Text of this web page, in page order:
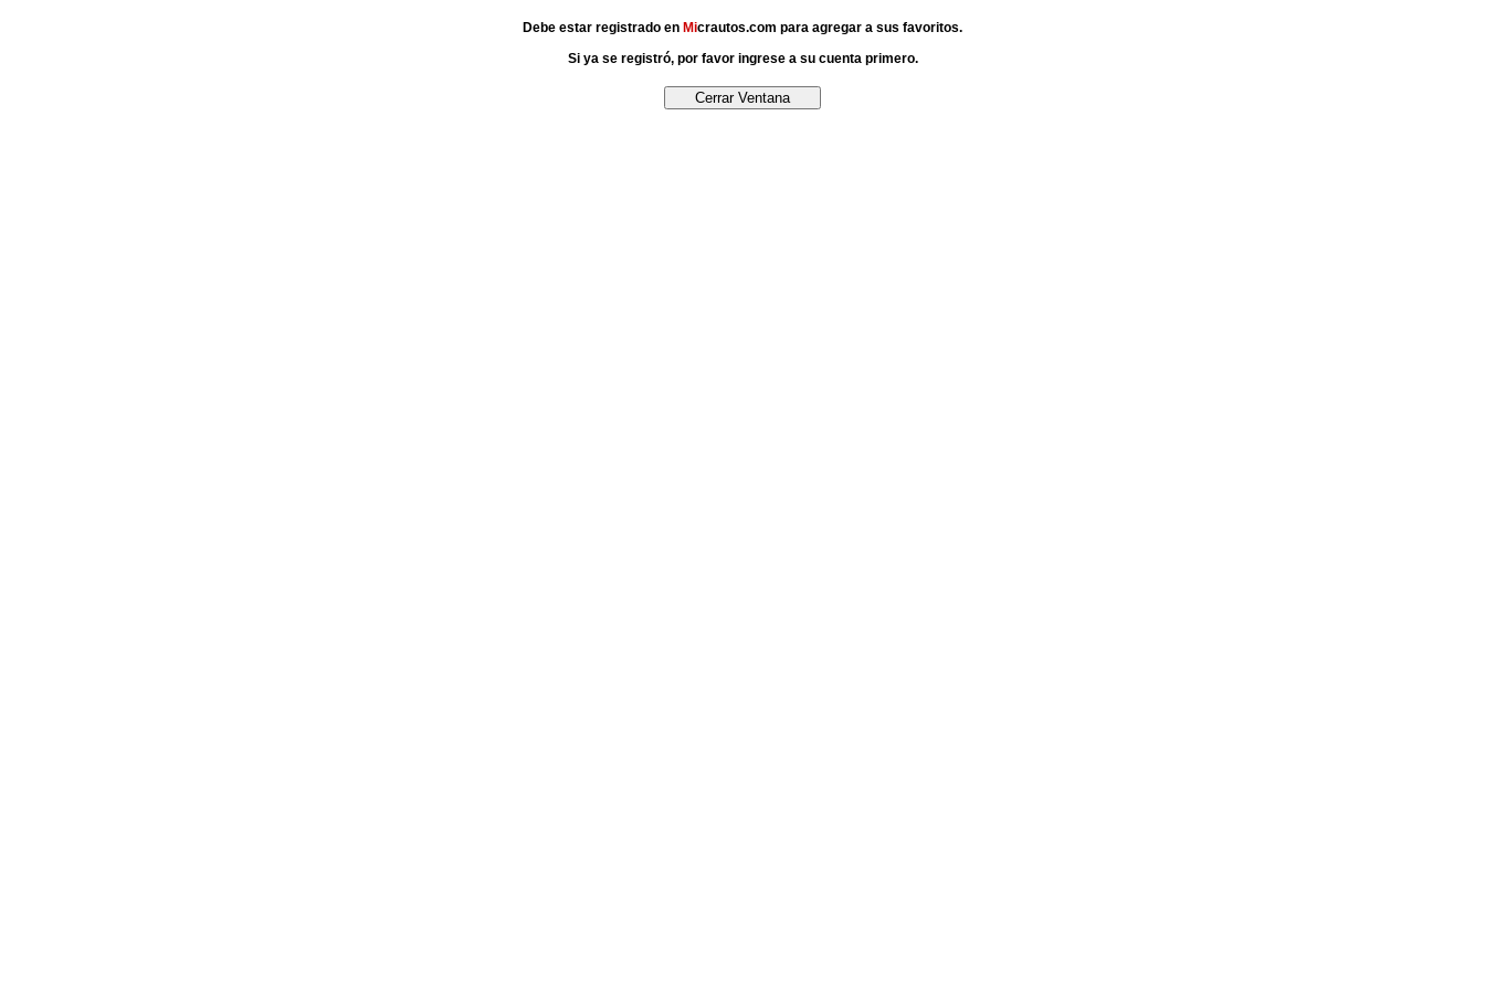
Debe estar registrado en Micrautos.com para agregar a sus favoritos.
Si ya se registró, por favor ingrese a su cuenta primero.